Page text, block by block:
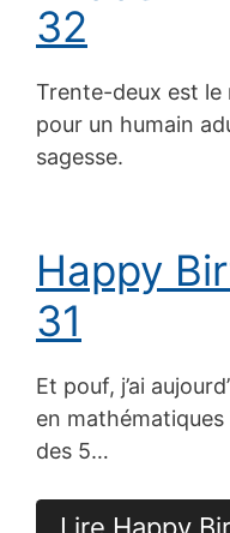
32
Trente-deux est
pour un humain
sagesse.
Happy
31
Et pouf, j’ai
en
des 5…